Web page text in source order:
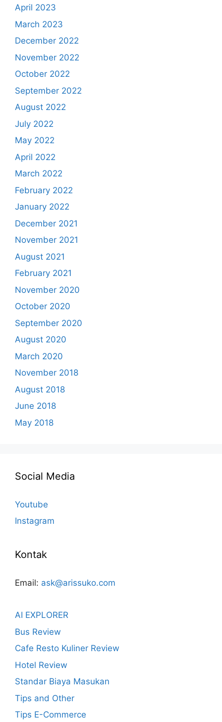
April 2023
March 2023
December 2022
November 2022
October 2022
September 2022
August 2022
July 2022
May 2022
April 2022
March 2022
February 2022
January 2022
December 2021
November 2021
August 2021
February 2021
November 2020
October 2020
September 2020
August 2020
March 2020
November 2018
August 2018
June 2018
May 2018
Social Media
Youtube
Instagram
Kontak
Email: ask@arissuko.com
AI EXPLORER
Bus Review
Cafe Resto Kuliner Review
Hotel Review
Standar Biaya Masukan
Tips and Other
Tips E-Commerce